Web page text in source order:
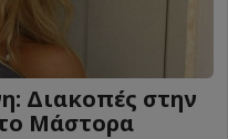
Διακοπές στην
Μάστορα